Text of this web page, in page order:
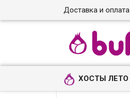
Доставка и оплата
ХОСТЫ ЛЕТО